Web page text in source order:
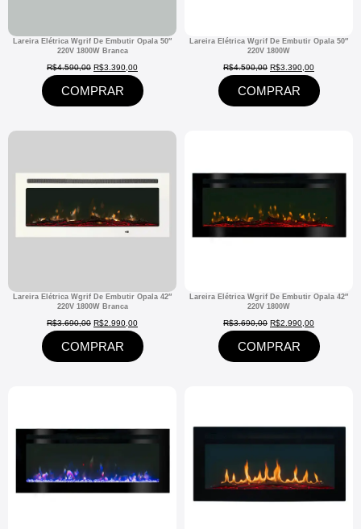
Lareira Elétrica Wgrif De Embutir Opala 50″
220V 1800W Branca
R$4.590,00 R$3.390,00
COMPRAR
Lareira Elétrica Wgrif De Embutir Opala 50″
220V 1800W
R$4.590,00 R$3.390,00
COMPRAR
Lareira Elétrica Wgrif De Embutir Opala 42″
220V 1800W Branca
R$3.690,00 R$2.990,00
COMPRAR
Lareira Elétrica Wgrif De Embutir Opala 42″
220V 1800W
R$3.690,00 R$2.990,00
COMPRAR